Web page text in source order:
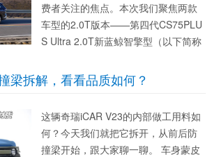
费者关注的焦点。本次我们聚焦两款
车型的2.0T版本——第四代CS75PLU
S Ultra 2.0T新蓝鲸智擎型（以下简称
动行云版（以下简称星越L行云版），
从动力、空间、智能配置到用车...
梁拆解，看看品质如何？
这辆奇瑞iCAR V23的内部做工用料如
何？今天我们就把它拆开，从前后防
撞梁开始，跟大家聊一聊。 车身蒙皮